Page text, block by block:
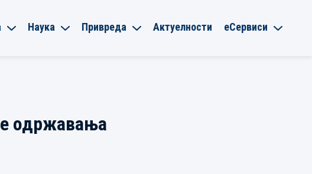
Наука Привреда Актуелности еСервиси
одржавања